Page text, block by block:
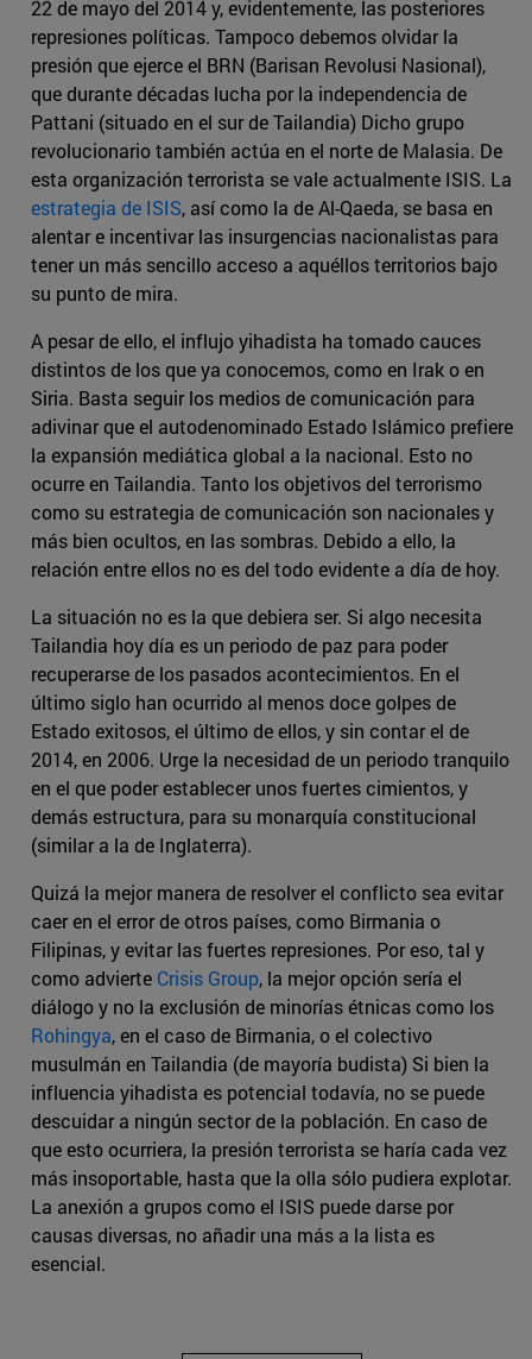
22 de mayo del 2014 y, evidentemente, las posteriores
represiones políticas. Tampoco debemos olvidar la
presión que ejerce el BRN (Barisan Revolusi Nasional),
que durante décadas lucha por la independencia de
Pattani (situado en el sur de Tailandia) Dicho grupo
revolucionario también actúa en el norte de Malasia. De
esta organización terrorista se vale actualmente ISIS. La
estrategia de ISIS, así como la de Al-Qaeda, se basa en
alentar e incentivar las insurgencias nacionalistas para
tener un más sencillo acceso a aquéllos territorios bajo
su punto de mira.
A pesar de ello, el influjo yihadista ha tomado cauces
distintos de los que ya conocemos, como en Irak o en
Siria. Basta seguir los medios de comunicación para
adivinar que el autodenominado Estado Islámico prefiere
la expansión mediática global a la nacional. Esto no
ocurre en Tailandia. Tanto los objetivos del terrorismo
como su estrategia de comunicación son nacionales y
más bien ocultos, en las sombras. Debido a ello, la
relación entre ellos no es del todo evidente a día de hoy.
La situación no es la que debiera ser. Si algo necesita
Tailandia hoy día es un periodo de paz para poder
recuperarse de los pasados acontecimientos. En el
último siglo han ocurrido al menos doce golpes de
Estado exitosos, el último de ellos, y sin contar el de
2014, en 2006. Urge la necesidad de un periodo tranquilo
en el que poder establecer unos fuertes cimientos, y
demás estructura, para su monarquía constitucional
(similar a la de Inglaterra).
Quizá la mejor manera de resolver el conflicto sea evitar
caer en el error de otros países, como Birmania o
Filipinas, y evitar las fuertes represiones. Por eso, tal y
como advierte Crisis Group, la mejor opción sería el
diálogo y no la exclusión de minorías étnicas como los
Rohingya, en el caso de Birmania, o el colectivo
musulmán en Tailandia (de mayoría budista) Si bien la
influencia yihadista es potencial todavía, no se puede
descuidar a ningún sector de la población. En caso de
que esto ocurriera, la presión terrorista se haría cada vez
más insoportable, hasta que la olla sólo pudiera explotar.
La anexión a grupos como el ISIS puede darse por
causas diversas, no añadir una más a la lista es
esencial.